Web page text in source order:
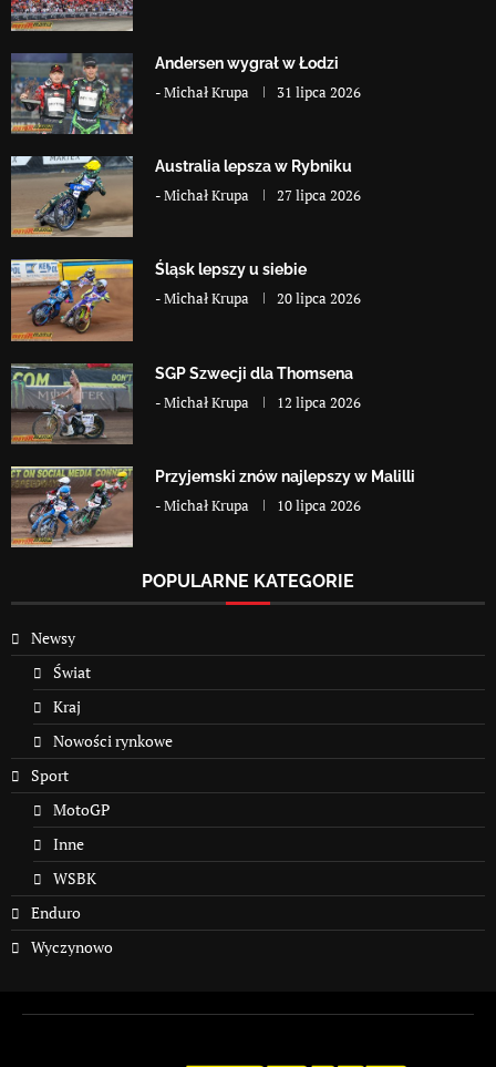
Andersen wygrał w Łodzi
-Michał Krupa 31 lipca 2026
Australia lepsza w Rybniku
-Michał Krupa 27 lipca 2026
Śląsk lepszy u siebie
-Michał Krupa 20 lipca 2026
SGP Szwecji dla Thomsena
-Michał Krupa 12 lipca 2026
Przyjemski znów najlepszy w Malilli
-Michał Krupa 10 lipca 2026
POPULARNE KATEGORIE
Newsy
Świat
Kraj
Nowości rynkowe
Sport
MotoGP
Inne
WSBK
Enduro
Wyczynowo